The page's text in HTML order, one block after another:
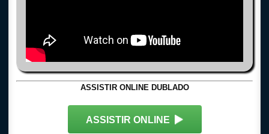
ASSISTIR ONLINE DUBLADO
ASSISTIR ONLINE